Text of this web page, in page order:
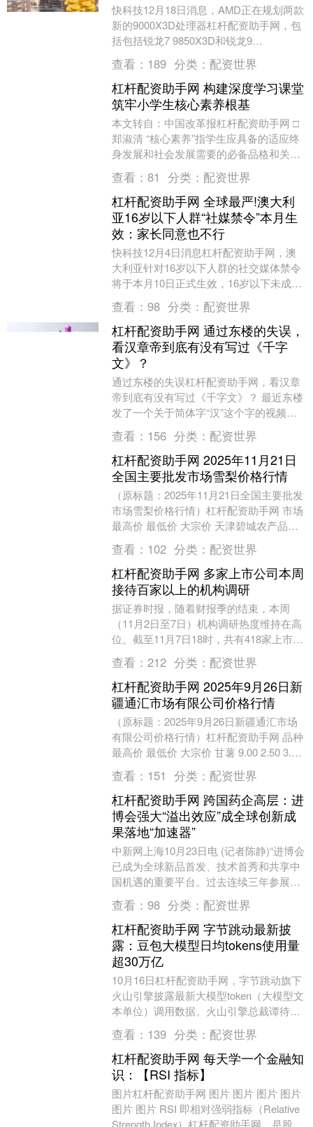
快科技12月18日消息，AMD正在规划两款
新的9000X3D处理器杠杆配资助手网，包
括包括锐龙7 9850X3D和锐龙9
9950X3D2。 其中锐龙7 985....
查看： 189 分类： 配资世界
杠杆配资助手网 构建深度学习课堂
筑牢小学生核心素养根基
本文转自：中国改革报杠杆配资助手网 □
郑淑清 “核心素养”指学生应具备的适应终
身发展和社会发展需要的必备品格和关键
能力，突出强调个人修养、社会关爱、家
国情怀，....
查看： 81 分类： 配资世界
杠杆配资助手网 全球最严!澳大利
亚16岁以下人群“社媒禁令”本月生
效：家长同意也不行
快科技12月4日消息杠杆配资助手网，澳
大利亚针对16岁以下人群的社交媒体禁令
将于本月10日正式生效，16岁以下未成年
人一律禁止注册或使用主流社交平台，即
便获得家....
查看： 98 分类： 配资世界
杠杆配资助手网 通过东楼的失误，
看汉章帝到底有没有写过《千字
文》？
通过东楼的失误杠杆配资助手网，看汉章
帝到底有没有写过《千字文》？ 最近东楼
发了一个关于简体字“汉”这个字的视频，
然后被另外一位博主锤了。 汉章帝和千字
文 东楼说....
查看： 156 分类： 配资世界
杠杆配资助手网 2025年11月21日
全国主要批发市场雪梨价格行情
（原标题：2025年11月21日全国主要批发
市场雪梨价格行情）杠杆配资助手网 市场
最高价 最低价 大宗价 天津碧城农产品批
发市场 2.60 2.00 2.30....
查看： 102 分类： 配资世界
杠杆配资助手网 多家上市公司本周
接待百家以上的机构调研
据证券时报，随着财报季的结束，本周
（11月2日至7日）机构调研热度维持在高
位。截至11月7日18时，共有418家上市公
司披露机构投资者调研记录，与上周持
平。其中....
查看： 212 分类： 配资世界
杠杆配资助手网 2025年9月26日新
疆通汇市场有限公司价格行情
（原标题：2025年9月26日新疆通汇市场
有限公司价格行情）杠杆配资助手网 品种
最高价 最低价 大宗价 甘薯 9.00 2.50 3.00
大白菜 4.00 ....
查看： 151 分类： 配资世界
杠杆配资助手网 跨国药企高层：进
博会强大“溢出效应”成全球创新成
果落地“加速器”
中新网上海10月23日电 (记者陈静)“进博会
已成为全球新品首发、技术首秀和共享中
国机遇的重要平台。过去连续三年参展，
我们深切感受到进博会的‘溢出效应’，多款
创....
查看： 98 分类： 配资世界
杠杆配资助手网 字节跳动最新披
露：豆包大模型日均tokens使用量
超30万亿
10月16日杠杆配资助手网，字节跳动旗下
火山引擎披露最新大模型token（大模型文
本单位）调用数据。火山引擎总裁谭待现
场表示，豆包大模型使用量从2024年5月
1....
查看： 139 分类： 配资世界
杠杆配资助手网 每天学一个金融知
识：【RSI 指标】
图片杠杆配资助手网 图片 图片 图片 图片
图片 图片 RSI 即相对强弱指标（Relative
Strength Index）杠杆配资助手网，是股